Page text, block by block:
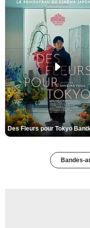
Bandes-